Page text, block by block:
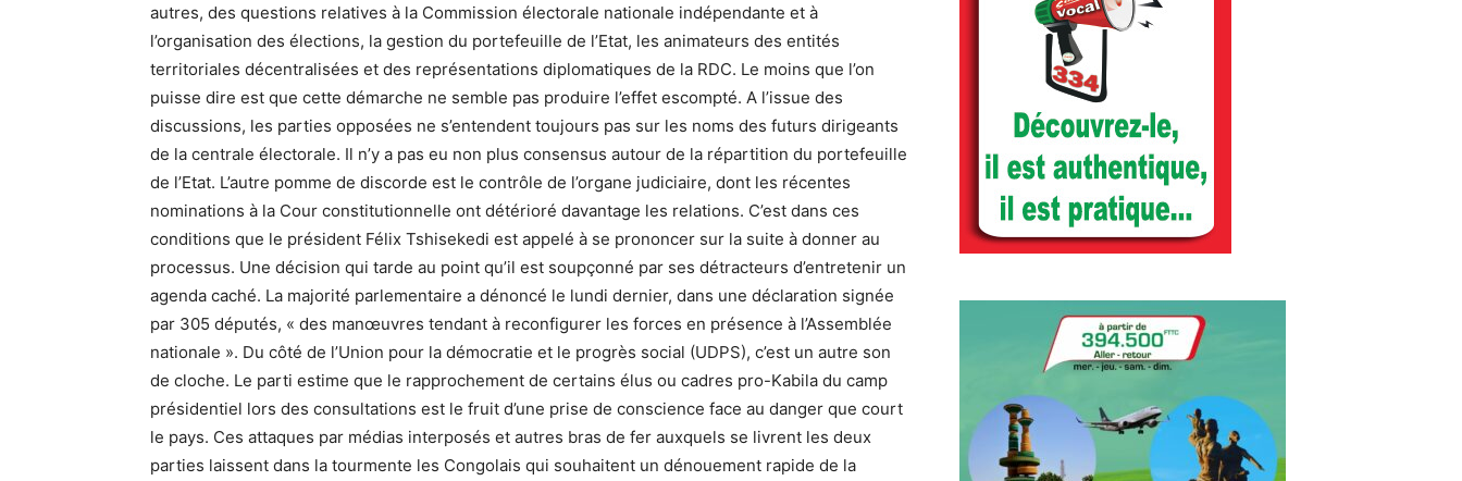
autres, des questions relatives à la Commission électorale nationale indépendante et à
l’organisation des élections, la gestion du portefeuille de l’Etat, les animateurs des entités
territoriales décentralisées et des représentations diplomatiques de la RDC. Le moins que l’on
puisse dire est que cette démarche ne semble pas produire l’effet escompté. A l’issue des
discussions, les parties opposées ne s’entendent toujours pas sur les noms des futurs dirigeants
de la centrale électorale. Il n’y a pas eu non plus consensus autour de la répartition du portefeuille
de l’Etat. L’autre pomme de discorde est le contrôle de l’organe judiciaire, dont les récentes
nominations à la Cour constitutionnelle ont détérioré davantage les relations. C’est dans ces
conditions que le président Félix Tshisekedi est appelé à se prononcer sur la suite à donner au
processus. Une décision qui tarde au point qu’il est soupçonné par ses détracteurs d’entretenir un
agenda caché. La majorité parlementaire a dénoncé le lundi dernier, dans une déclaration signée
par 305 députés, « des manœuvres tendant à reconfigurer les forces en présence à l’Assemblée
nationale ». Du côté de l’Union pour la démocratie et le progrès social (UDPS), c’est un autre son
de cloche. Le parti estime que le rapprochement de certains élus ou cadres pro-Kabila du camp
présidentiel lors des consultations est le fruit d’une prise de conscience face au danger que court
le pays. Ces attaques par médias interposés et autres bras de fer auxquels se livrent les deux
parties laissent dans la tourmente les Congolais qui souhaitent un dénouement rapide de la